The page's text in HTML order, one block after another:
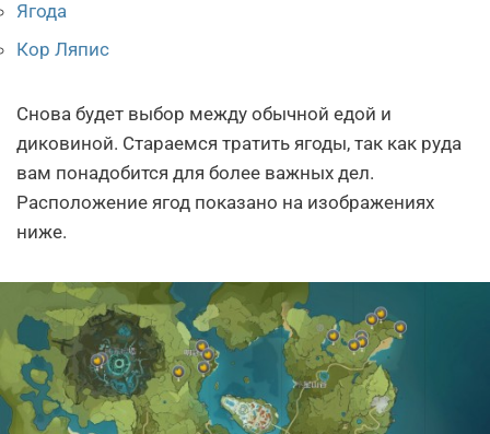
Ягода
Кор Ляпис
Снова будет выбор между обычной едой и
диковиной. Стараемся тратить ягоды, так как руда
вам понадобится для более важных дел.
Расположение ягод показано на изображениях
ниже.